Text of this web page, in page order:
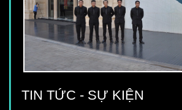
TIN TỨC - SỰ KIỆN
DỊCH VỤ THÁM TỬ YUKI SEPRE 24,